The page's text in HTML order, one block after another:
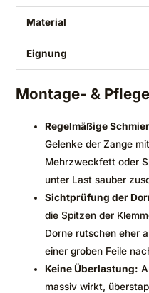
Material
Eignung
Montage- &
Regelmäßige
Gelenke der Zange
Mehrzweckfett oder
unter Last sauber
Sichtprüfung der
die Spitzen der
Dorne rutschen eher
einer groben Feile
Keine Überlastung:
massiv wirkt,